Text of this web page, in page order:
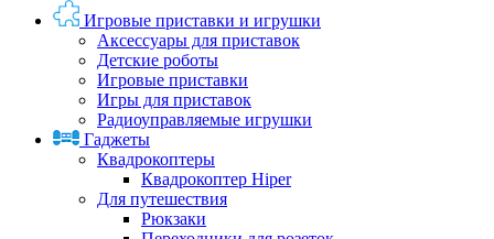
Игровые приставки и игрушки
Аксессуары для приставок
Детские роботы
Игровые приставки
Игры для приставок
Радиоуправляемые игрушки
Гаджеты
Квадрокоптеры
Квадрокоптер Hiper
Для путешествия
Рюкзаки